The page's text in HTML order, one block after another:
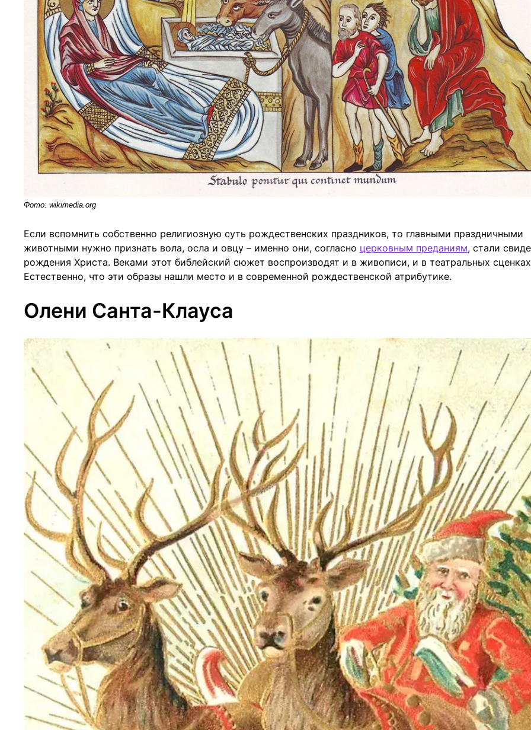
Фото: wikimedia.org
Если вспомнить собственно религиозную суть рождественских праздников, то главными праздничными
животными нужно признать вола, осла и овцу – именно они, согласно церковным преданиям, стали
рождения Христа. Веками этот библейский сюжет воспроизводят и в живописи, и в театральных
Естественно, что эти образы нашли место и в современной рождественской атрибутике.
Олени Санта-Клауса